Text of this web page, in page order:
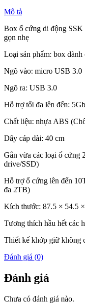
Mô tả
Box ổ cứng di động SSK
gọn nhẹ
Loại sản phẩm: box
Ngõ vào: micro USB 3.0
Ngõ ra: USB 3.0
Hỗ trợ tối đa lên đến:
Chất liệu: nhựa ABS
Dây cáp dài: 40 cm
Gắn vừa các loại ổ cứng
drive/SSD)
Hỗ trợ ổ cứng lên đến
đa 2TB)
Kích thước: 87.5 × 54.5
Tương thích hầu hết các
Thiết kế khớp giữ không
Đánh giá (0)
Đánh giá
Chưa có đánh giá nào.